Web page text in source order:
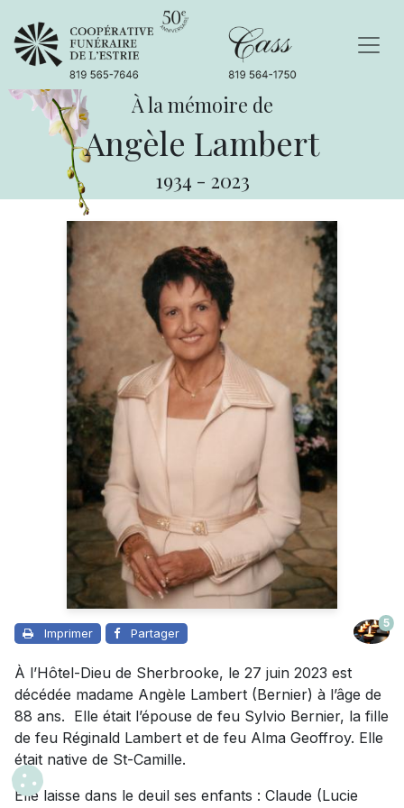
À la mémoire de
Angèle Lambert
1934 - 2023
Imprimer Partager
5
À l’Hôtel-Dieu de Sherbrooke, le 27 juin 2023 est
décédée madame Angèle Lambert (Bernier) à l’âge de
88 ans. Elle était l’épouse de feu Sylvio Bernier, la fille
de feu Réginald Lambert et de feu Alma Geoffroy. Elle
était native de St-Camille.
Elle laisse dans le deuil ses enfants : Claude (Lucie